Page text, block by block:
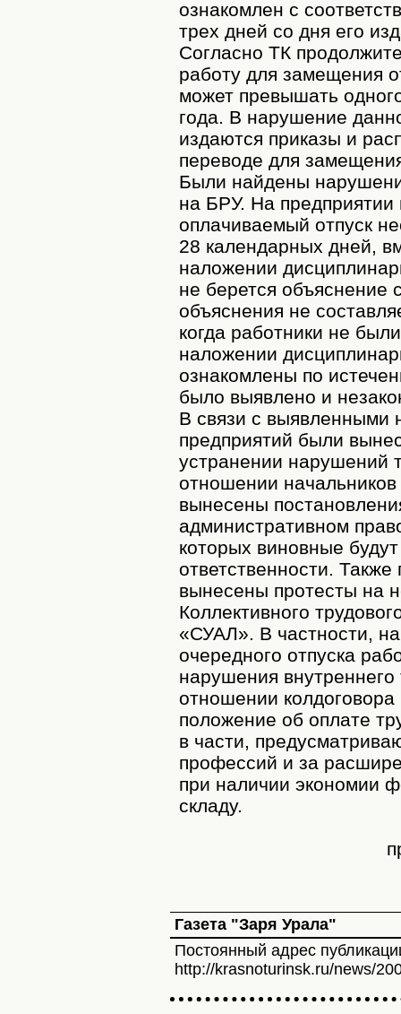
ознакомлен с
трех дней со дня его
Согласно ТК
работу для замещения
может превышать
года. В нарушение
издаются приказы и
переводе для
Были найдены
на БРУ. На предприятии
оплачиваемый отпуск
28 календарных дней,
наложении
не берется объяснение
объяснения не
когда работники не
наложении
ознакомлены по
было выявлено и
В связи с выявленными
предприятий были
устранении нарушений
отношении
вынесены
административном
которых виновные
ответственности.
вынесены протесты на
Коллективного
«СУАЛ». В частности,
очередного отпуска
нарушения внутреннего
отношении
положение об оплате
в части,
профессий и за
при наличии экономии
складу.
Газета "Заря Урала"
Постоянный адрес
http://krasnoturinsk.ru/news/